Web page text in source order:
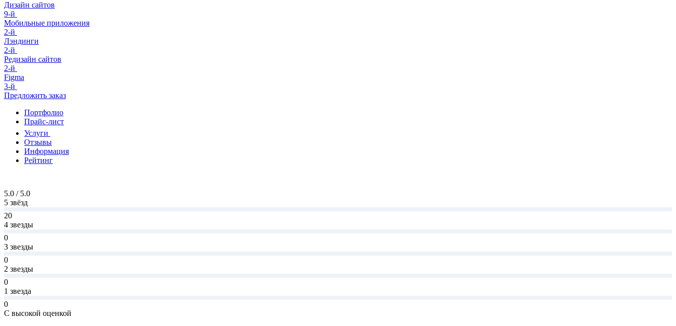
Дизайн сайтов
9-й
Мобильные приложения
2-й
Лэндинги
2-й
Редизайн сайтов
2-й
Figma
3-й
Предложить заказ
Портфолио
Прайс-лист
Услуги
Отзывы
Информация
Рейтинг
5.0 / 5.0
5 звёзд
20
4 звезды
0
3 звезды
0
2 звезды
0
1 звезда
0
С высокой оценкой